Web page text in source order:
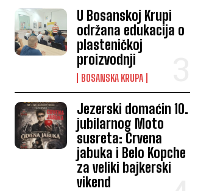
U Bosanskoj Krupi
održana edukacija o
plasteničkoj
proizvodnji
BOSANSKA KRUPA
Jezerski domaćin 10.
jubilarnog Moto
susreta: Crvena
jabuka i Belo Kopche
za veliki bajkerski
vikend